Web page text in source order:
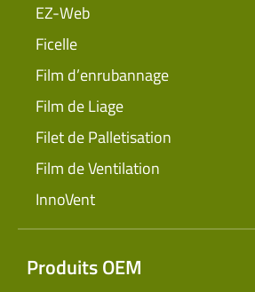
EZ-Web
Ficelle
Film d’enrubannage
Film de Liage
Filet de Palletisation
Film de Ventilation
InnoVent
Produits OEM